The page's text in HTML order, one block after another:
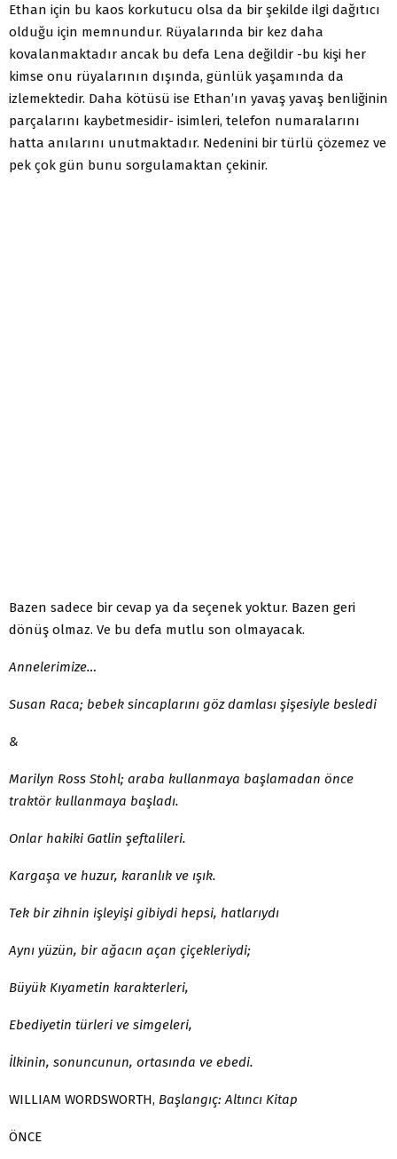
Ethan için bu kaos korkutucu olsa da bir şekilde ilgi dağıtıcı
olduğu için memnundur. Rüyalarında bir kez daha
kovalanmaktadır ancak bu defa Lena değildir -bu kişi her
kimse onu rüyalarının dışında, günlük yaşamında da
izlemektedir. Daha kötüsü ise Ethan’ın yavaş yavaş benliğinin
parçalarını kaybetmesidir- isimleri, telefon numaralarını
hatta anılarını unutmaktadır. Nedenini bir türlü çözemez ve
pek çok gün bunu sorgulamaktan çekinir.
Bazen sadece bir cevap ya da seçenek yoktur. Bazen geri
dönüş olmaz. Ve bu defa mutlu son olmayacak.
Annelerimize…
Susan Raca; bebek sincaplarını göz damlası şişesiyle besledi
&
Marilyn Ross Stohl; araba kullanmaya başlamadan önce
traktör kullanmaya başladı.
Onlar hakiki Gatlin şeftalileri.
Kargaşa ve huzur, karanlık ve ışık.
Tek bir zihnin işleyişi gibiydi hepsi, hatlarıydı
Aynı yüzün, bir ağacın açan çiçekleriydi;
Büyük Kıyametin karakterleri,
Ebediyetin türleri ve simgeleri,
İlkinin, sonuncunun, ortasında ve ebedi.
WILLIAM WORDSWORTH, Başlangıç: Altıncı Kitap
ÖNCE